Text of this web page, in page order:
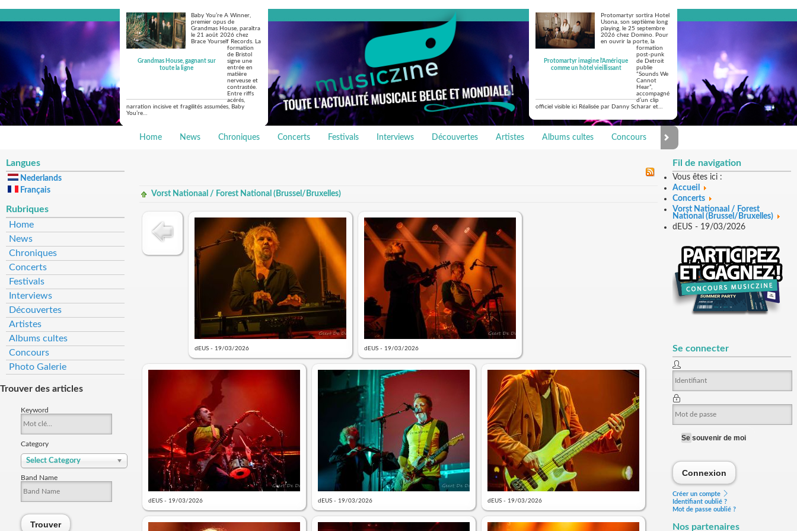
Grandmas House, gagnant sur
toute la ligne
Baby You’re A Winner,
premier opus de
Grandmas House, paraîtra
le 21 août 2026 chez
Brace Yourself Records. La
formation
de Bristol
signe une
entrée en
matière
nerveuse et
contrastée.
Entre riffs
acérés,
narration incisive et fragilités assumées, Baby
You’re…
Protomartyr imagine l'Amérique
comme un hôtel vieillissant
Protomartyr sortira Hotel
Usona, son septième long
playing, le 25 septembre
2026 chez Domino. Pour
en ouvrir la porte, la
formation
post-punk
de Detroit
publie
“Sounds We
Cannot
Hear”,
accompagné
d’un clip
officiel visible ici Réalisée par Danny Scharar et…
Home News Chroniques Concerts Festivals Interviews Découvertes Artistes Albums cultes Concours Photo Galerie
Langues
Nederlands
Français
Rubriques
Home
News
Chroniques
Concerts
Festivals
Interviews
Découvertes
Artistes
Albums cultes
Concours
Photo Galerie
Trouver des articles
Keyword
Category
Select Category
Band Name
Trouver
Fil de navigation
Vous êtes ici :
Accueil
Concerts
Vorst Nationaal / Forest
National (Brussel/Bruxelles)
dEUS - 19/03/2026
Se connecter
Se souvenir de moi
Connexion
Créer un compte
Identifiant oublié ?
Mot de passe oublié ?
Nos partenaires
Vorst Nationaal / Forest National (Brussel/Bruxelles)
dEUS - 19/03/2026 dEUS - 19/03/2026
dEUS - 19/03/2026 dEUS - 19/03/2026 dEUS - 19/03/2026